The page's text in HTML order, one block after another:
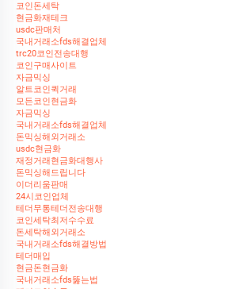
코인돈세탁
현금화재테크
usdc판매처
국내거래소fds해결업체
trc20코인전송대행
코인구매사이트
자금믹싱
알트코인퀵거래
모든코인현금화
자금믹싱
국내거래소fds해결업체
돈믹싱해외거래소
usdc현금화
재정거래현금화대행사
돈믹싱해드립니다
이더리움판매
24시코인업체
테더무통테더전송대행
코인세탁최저수수료
돈세탁해외거래소
국내거래소fds해결방법
테더매입
현금돈현금화
국내거래소fds뚫는법